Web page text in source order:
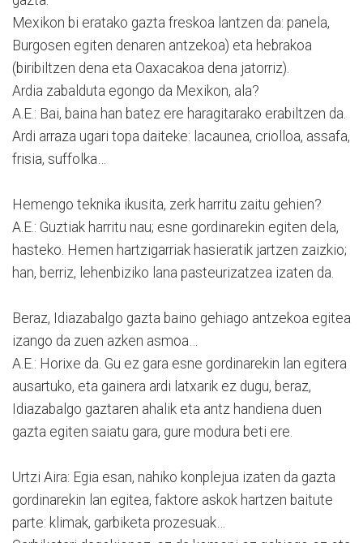
Mexikon bi eratako gazta freskoa lantzen da: panela,
Burgosen egiten denaren antzekoa) eta hebrakoa
(biribiltzen dena eta Oaxacakoa dena jatorriz).
Ardia zabalduta egongo da Mexikon, ala?
A.E.: Bai, baina han batez ere haragitarako erabiltzen da.
Ardi arraza ugari topa daiteke: lacaunea, criolloa, assafa,
frisia, suffolka…
Hemengo teknika ikusita, zerk harritu zaitu gehien?
A.E.: Guztiak harritu nau; esne gordinarekin egiten dela,
hasteko. Hemen hartzigarriak hasieratik jartzen zaizkio;
han, berriz, lehenbiziko lana pasteurizatzea izaten da.
Beraz, Idiazabalgo gazta baino gehiago antzekoa egitea
izango da zuen azken asmoa…
A.E.: Horixe da. Gu ez gara esne gordinarekin lan egitera
ausartuko, eta gainera ardi latxarik ez dugu, beraz,
Idiazabalgo gaztaren ahalik eta antz handiena duen
gazta egiten saiatu gara, gure modura beti ere.
Urtzi Aira: Egia esan, nahiko konplejua izaten da gazta
gordinarekin lan egitea, faktore askok hartzen baitute
parte: klimak, garbiketa prozesuak…